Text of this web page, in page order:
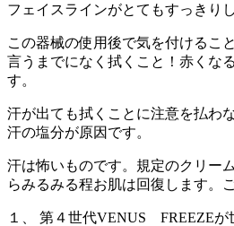
フェイスラインがとてもすっきりし
この器械の使用後で気を付けるこ
言うまでになく拭くこと！赤くな
す。
汗が出ても拭くことに注意を払わ
汗の塩分が原因です。
汗は怖いものです。規定のクリー
らみるみる程お肌は回復します。
１、 第４世代VENUS FREEZEが